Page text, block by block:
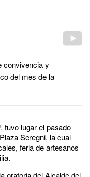
convivencia y
del mes de la
, tuvo lugar el pasado
Seregni, la cual
feria de artesanos